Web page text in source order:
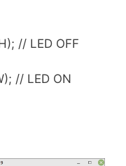
// LED OFF
// LED ON